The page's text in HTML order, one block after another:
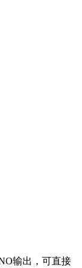
输出，可直接